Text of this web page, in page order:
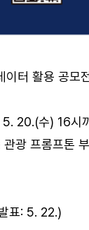
터 활용 공
20.(수) 16시
광 프롬프톤
표: 5. 22.)